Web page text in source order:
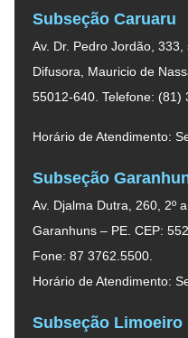
Subseção Caruaru
Av. Dr. Pedro Jordão,
Difusora, Mauricio de
55012-640. Telefone: (81)
Horário de Atendimento:
Subseção
Av. Djalma Dutra, 260, 2º
Garanhuns – PE. CEP:
Fone: 87 3762.5500.
Horário de Atendimento:
Subseção Limoeiro